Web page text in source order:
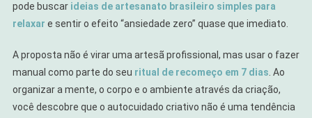
pode buscar ideias de artesanato brasileiro simples para
relaxar e sentir o efeito “ansiedade zero” quase que imediato.
A proposta não é virar uma artesã profissional, mas usar o fazer
manual como parte do seu ritual de recomeço em 7 dias . Ao
organizar a mente, o corpo e o ambiente através da criação,
você descobre que o autocuidado criativo não é uma tendência